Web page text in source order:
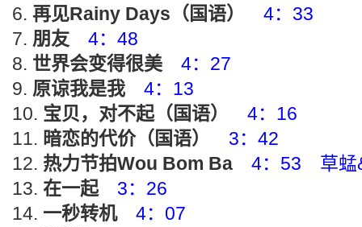
再见Rainy Days（国语）
4：33
朋友
4：48
世界会变得很美
4：27
原谅我是我
4：13
宝贝，对不起（国语）
4：16
暗恋的代价（国语）
3：42
热力节拍Wou Bom Ba
4：53 草蜢
在一起
3：26
一秒转机
4：07